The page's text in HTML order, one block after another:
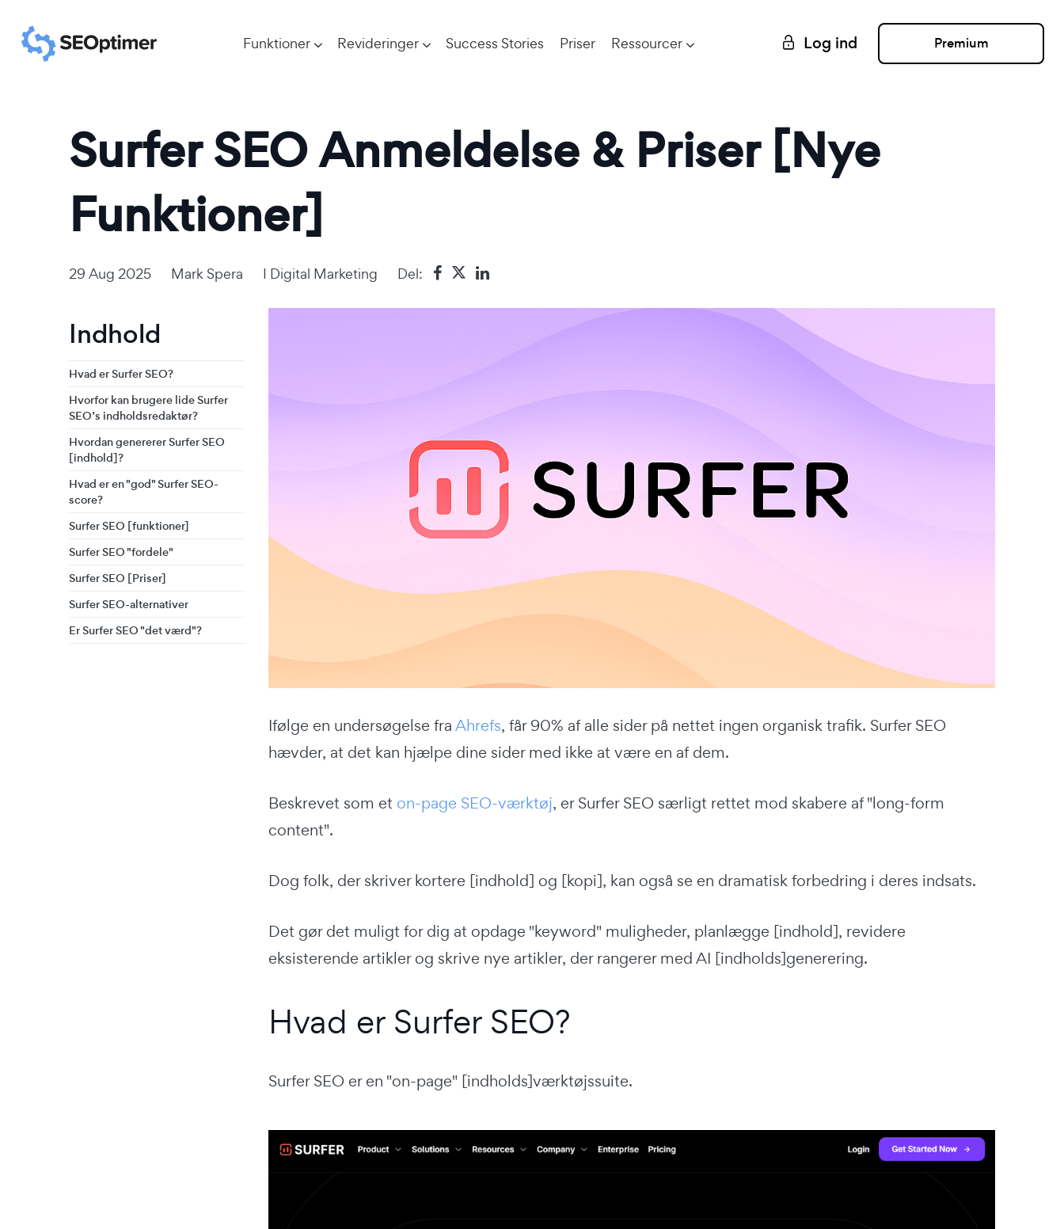
Funktioner Revideringer Success Stories Priser Ressourcer Log ind Premium
Surfer SEO Anmeldelse & Priser [Nye
Funktioner]
29 Aug 2025 Mark Spera I Digital Marketing Del:
Indhold
Hvad er Surfer SEO?
Hvorfor kan brugere lide Surfer
SEO’s indholdsredaktør?
Hvordan genererer Surfer SEO
[indhold]?
Hvad er en "god" Surfer SEO-
score?
Surfer SEO [funktioner]
Surfer SEO "fordele"
Surfer SEO [Priser]
Surfer SEO-alternativer
Er Surfer SEO "det værd"?
Ifølge en undersøgelse fraAhrefs, får 90% af alle sider på nettet ingen organisk trafik. Surfer SEO
hævder, at det kan hjælpe dine sider med ikke at være en af dem.
Beskrevet som et on-page SEO-værktøj, er Surfer SEO særligt rettet mod skabere af "long-form
content".
Dog folk, der skriver kortere [indhold] og [kopi], kan også se en dramatisk forbedring i deres indsats.
Det gør det muligt for dig at opdage "keyword" muligheder, planlægge [indhold], revidere
eksisterende artikler og skrive nye artikler, der rangerer med AI [indholds]generering.
Hvad er Surfer SEO?
Surfer SEO er en "on-page" [indholds]værktøjssuite.